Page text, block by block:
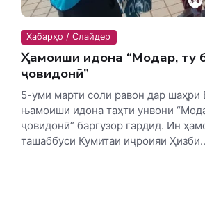
Хабарҳо / Слайдер
Ҳамоиши идона “Модар, ту
ҷовидонӣ”
5-уми марти соли равон дар шаҳри
њамоиши идона таҳти унвони
ҷовидонӣ” баргузор гардид. Ин
ташаббуси Кумитаи иҷроияи